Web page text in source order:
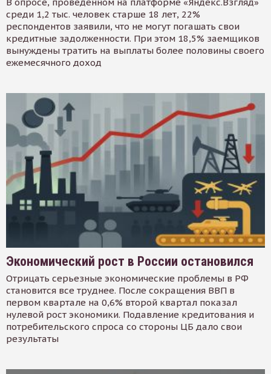
среди 1,2 тыс. человек старше 18 лет, 22%
респондентов заявили, что не могут погашать свои
кредитные задолженности. При этом 18,5% заемщиков
вынуждены тратить на выплаты более половины своего
ежемесячного доход
Экономический рост в России остановился
Отрицать серьезные экономические проблемы в РФ
становится все труднее. После сокращения ВВП в
первом квартале на 0,6% второй квартал показал
нулевой рост экономики. Подавление кредитования и
потребительского спроса со стороны ЦБ дало свои
результаты